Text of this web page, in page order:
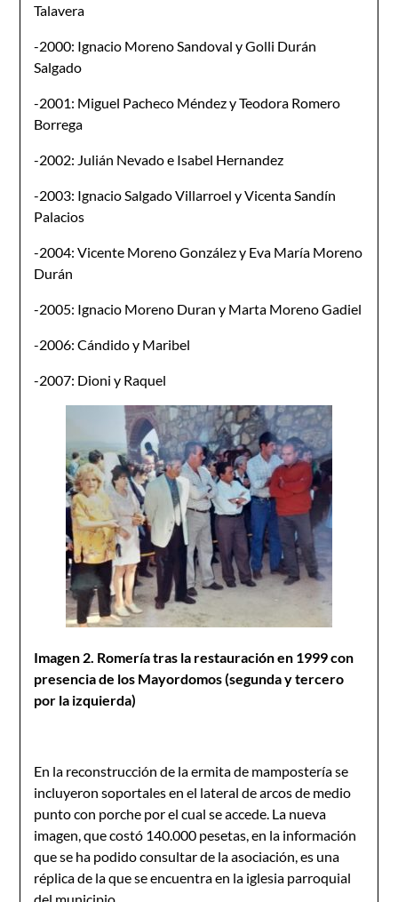
Talavera
-2000: Ignacio Moreno Sandoval y Golli Durán
Salgado
-2001: Miguel Pacheco Méndez y Teodora Romero
Borrega
-2002: Julián Nevado e Isabel Hernandez
-2003: Ignacio Salgado Villarroel y Vicenta Sandín
Palacios
-2004: Vicente Moreno González y Eva María Moreno
Durán
-2005: Ignacio Moreno Duran y Marta Moreno Gadiel
-2006: Cándido y Maribel
-2007: Dioni y Raquel
Imagen 2. Romería tras la restauración en 1999 con
presencia de los Mayordomos (segunda y tercero
por la izquierda)
En la reconstrucción de la ermita de mampostería se
incluyeron soportales en el lateral de arcos de medio
punto con porche por el cual se accede. La nueva
imagen, que costó 140.000 pesetas, en la información
que se ha podido consultar de la asociación, es una
réplica de la que se encuentra en la iglesia parroquial